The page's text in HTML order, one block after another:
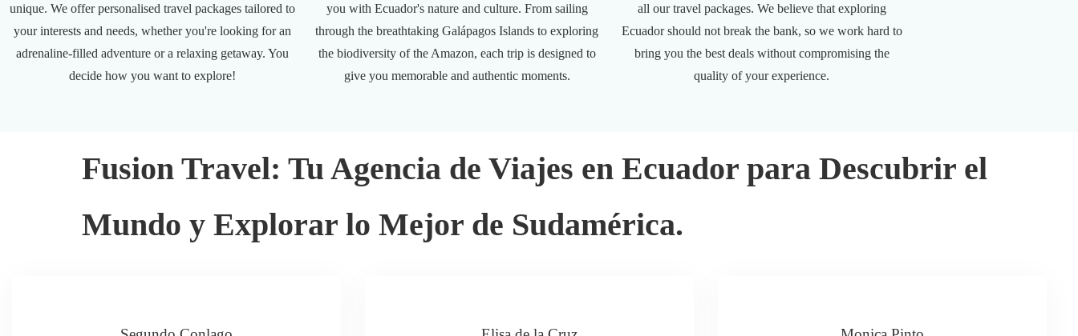
unique. We offer personalised travel packages tailored to
your interests and needs, whether you're looking for an
adrenaline-filled adventure or a relaxing getaway. You
decide how you want to explore!
you with Ecuador's nature and culture. From sailing
through the breathtaking Galápagos Islands to exploring
the biodiversity of the Amazon, each trip is designed to
give you memorable and authentic moments.
all our travel packages. We believe that exploring
Ecuador should not break the bank, so we work hard to
bring you the best deals without compromising the
quality of your experience.
Fusion Travel: Tu Agencia de Viajes en Ecuador para Descubrir el
Mundo y Explorar lo Mejor de Sudamérica.